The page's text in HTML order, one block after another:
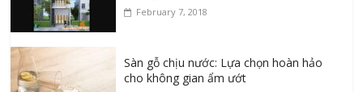
February 7, 2018
Sàn gỗ chịu nước: Lựa chọn hoàn hảo
cho không gian ẩm ướt